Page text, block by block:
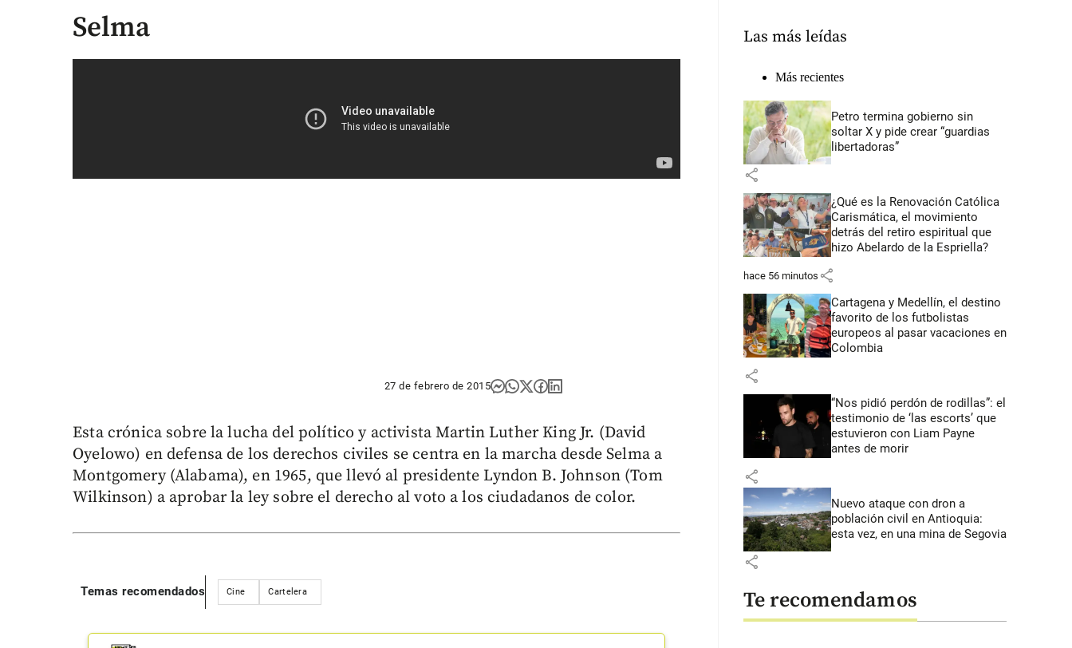
Selma
27 de febrero de 2015
Esta crónica sobre la lucha del político y activista Martin Luther King Jr. (David
Oyelowo) en defensa de los derechos civiles se centra en la marcha desde Selma a
Montgomery (Alabama), en 1965, que llevó al presidente Lyndon B. Johnson (Tom
Wilkinson) a aprobar la ley sobre el derecho al voto a los ciudadanos de color.
Temas recomendados Cine Cartelera
Las más leídas
Más recientes
Petro termina gobierno sin
soltar X y pide crear “guardias
libertadoras”
share
¿Qué es la Renovación Católica
Carismática, el movimiento
detrás del retiro espiritual que
hizo Abelardo de la Espriella?
hace 56 minutos share
Cartagena y Medellín, el destino
favorito de los futbolistas
europeos al pasar vacaciones en
Colombia
share
“Nos pidió perdón de rodillas”: el
testimonio de ‘las escorts’ que
estuvieron con Liam Payne
antes de morir
share
Nuevo ataque con dron a
población civil en Antioquia:
esta vez, en una mina de Segovia
share
Te recomendamos